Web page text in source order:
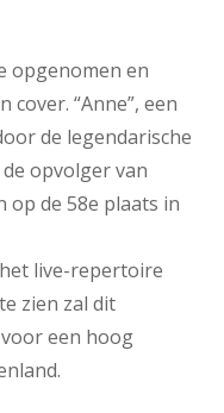
opgenomen en
“Anne”, een
de legendarische
opvolger van
op de 58e plaats in
live-repertoire
zien zal dit
een hoog